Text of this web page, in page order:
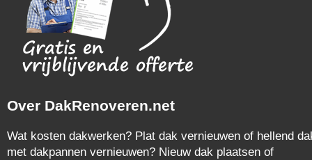
Over DakRenoveren.net
Wat kosten dakwerken? Plat dak vernieuwen of hellend
met dakpannen vernieuwen? Nieuw dak plaatsen of